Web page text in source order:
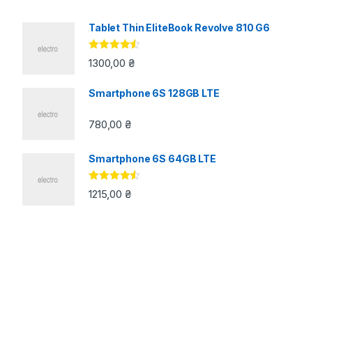
Tablet Thin EliteBook Revolve 810 G6
Оцінено в
4.33з 5
1300,00 ₴
Smartphone 6S 128GB LTE
780,00₴
Smartphone 6S 64GB LTE
Оцінено в
4.33з 5
1215,00 ₴